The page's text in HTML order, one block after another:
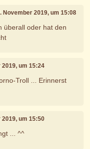
November 2019, um 15:08
überall oder hat den
2019, um 15:24
Troll ... Erinnerst
2019, um 15:50
... ^^